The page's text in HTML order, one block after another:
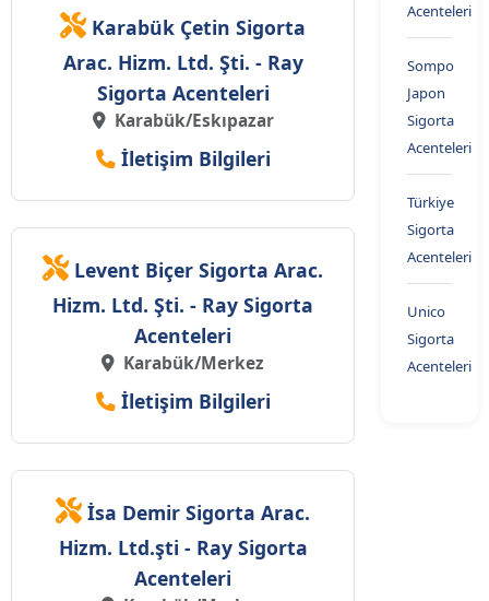
Karabük Çetin Sigorta
Arac. Hizm. Ltd. Şti. - Ray
Sigorta Acenteleri
Karabük/Eskıpazar
İletişim Bilgileri
Levent Biçer Sigorta Arac.
Hizm. Ltd. Şti. - Ray Sigorta
Acenteleri
Karabük/Merkez
İletişim Bilgileri
İsa Demir Sigorta Arac.
Hizm. Ltd.şti - Ray Sigorta
Acenteleri
Acenteleri
Sompo
Japon
Sigorta
Acenteleri
Türkiye
Sigorta
Acenteleri
Unico
Sigorta
Acenteleri